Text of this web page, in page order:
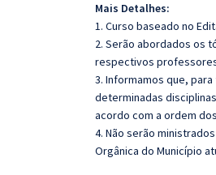
Mais Detalhes:
1. Curso baseado no
2. Serão abordados os
respectivos
3. Informamos que,
determinadas
acordo com a ordem
4. Não serão
Orgânica do Município